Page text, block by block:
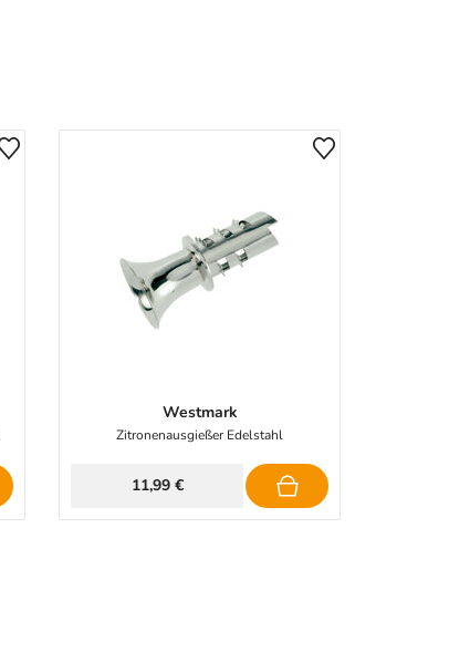
Westmark
Zitronenausgießer Edelstahl
11,99 €